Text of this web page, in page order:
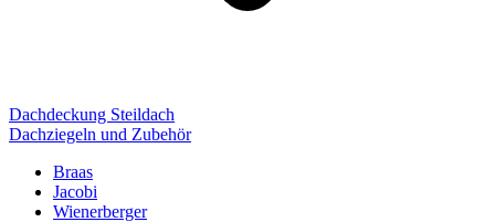
Dachdeckung Steildach
Dachziegeln und Zubehör
Braas
Jacobi
Wienerberger